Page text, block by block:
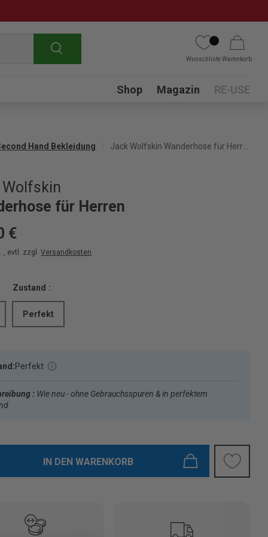
Suchen
WunschlisteWarenkorb
Submenu
Shop Magazin RE-USE
Hand Bekleidung
für Herren
€
, evtl. zzgl.Versandkosten
Zustand :
Perfekt
Perfekt
: Wie neu - ohne Gebrauchsspuren & in perfektem
IN DEN WARENKORB